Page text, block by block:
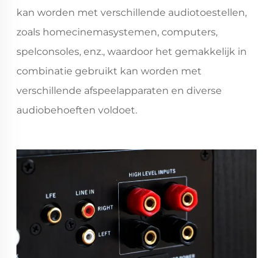
kan worden met verschillende audiotoestellen,
zoals homecinemasystemen, computers,
spelconsoles, enz., waardoor het gemakkelijk in
combinatie gebruikt kan worden met
verschillende afspeelapparaten en diverse
audiobehoeften voldoet.